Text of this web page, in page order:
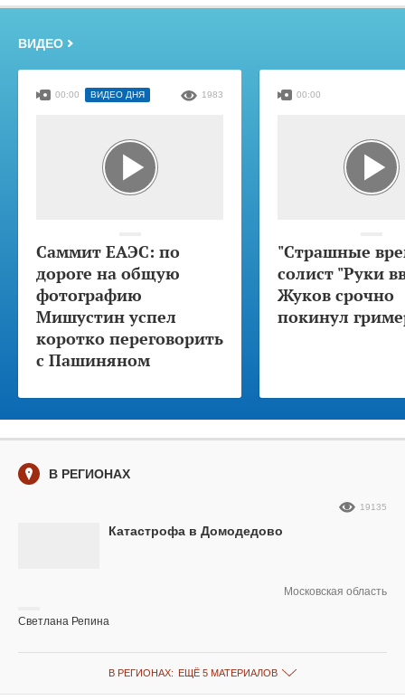
ВИДЕО
Саммит ЕАЭС: по
дороге на общую
фотографию
Мишустин успел
коротко переговорить
с Пашиняном
00:00 ВИДЕО ДНЯ 1983
"Страшные
солист "Руки
Жуков срочно
покинул
00:00
В РЕГИОНАХ
Катастрофа в Домодедово
19135
Московская область
Светлана Репина
В РЕГИОНАХ: ЕЩЁ 5 МАТЕРИАЛОВ